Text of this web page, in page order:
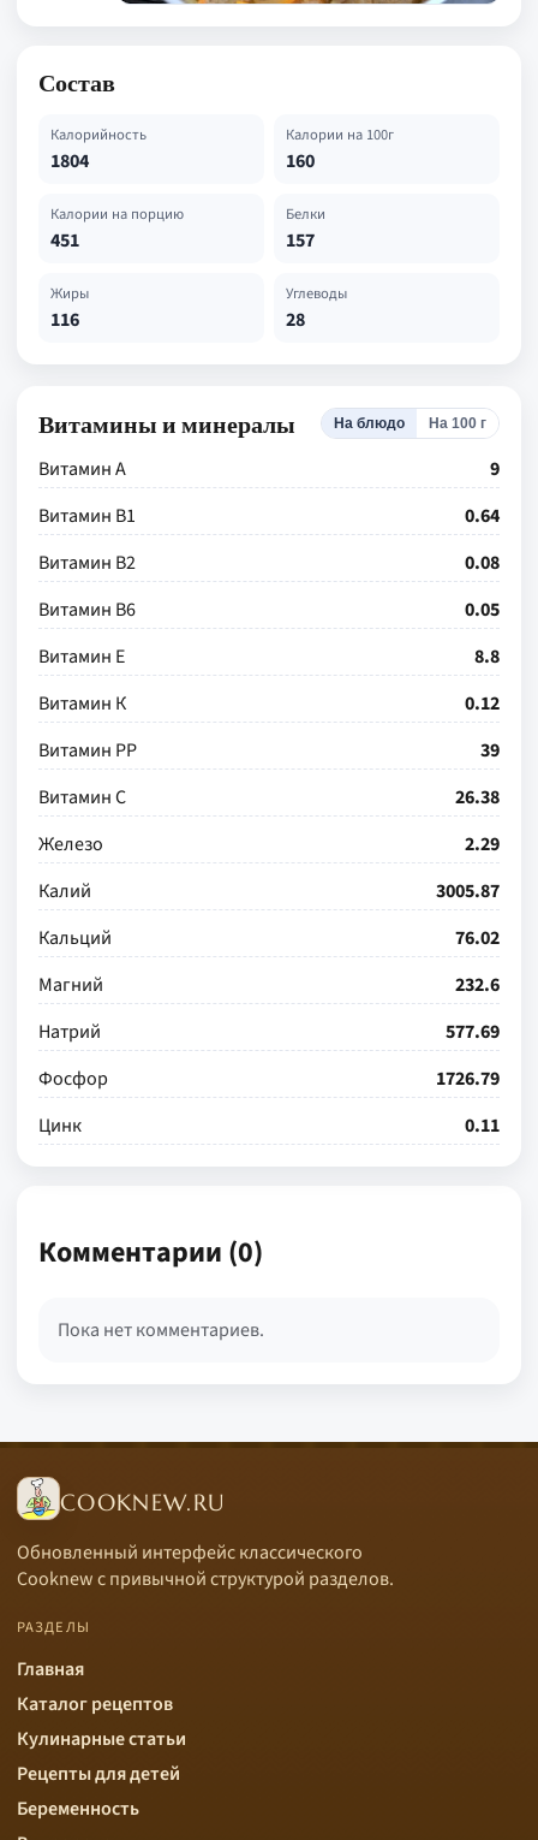
Состав
Калорийность
1804
Калории на 100г
160
Калории на порцию
451
Белки
157
Жиры
116
Углеводы
28
Витамины и минералы На блюдо На 100 г
Витамин А
9
Витамин В1
0.64
Витамин В2
0.08
Витамин В6
0.05
Витамин Е
8.8
Витамин К
0.12
Витамин РР
39
Витамин С
26.38
Железо
2.29
Калий
3005.87
Кальций
76.02
Магний
232.6
Натрий
577.69
Фосфор
1726.79
Цинк
0.11
Комментарии (0)
Пока нет комментариев.
COOKNEW.RU
Обновленный интерфейс классического
Cooknew с привычной структурой разделов.
РАЗДЕЛЫ
Главная
Каталог рецептов
Кулинарные статьи
Рецепты для детей
Беременность